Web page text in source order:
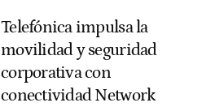
Telefónica impulsa la
movilidad y seguridad
corporativa con
conectividad Network